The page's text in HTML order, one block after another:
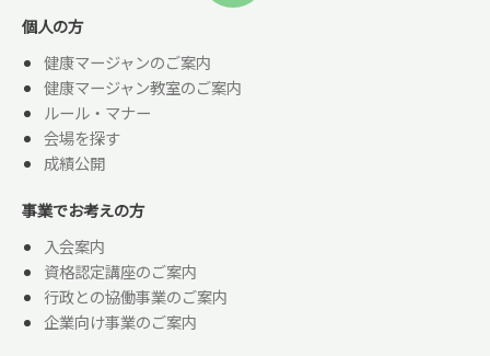
個人の方
健康マージャンのご案内
健康マージャン教室のご案内
ルール・マナー
会場を探す
成績公開
事業でお考えの方
入会案内
資格認定講座のご案内
行政との協働事業のご案内
企業向け事業のご案内